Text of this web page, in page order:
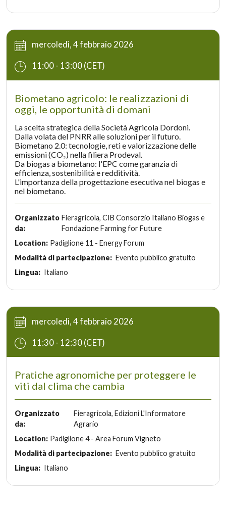
mercoledì, 4 febbraio 2026
11:00 - 13:00 (CET)
Biometano agricolo: le realizzazioni di
oggi, le opportunità di domani
La scelta strategica della Società Agricola Dordoni.
Dalla volata del PNRR alle soluzioni per il futuro.
Biometano 2.0: tecnologie, reti e valorizzazione delle
emissioni (CO₂) nella filiera Prodeval.
Da biogas a biometano: l'EPC come garanzia di
efficienza, sostenibilità e redditività.
L'importanza della progettazione esecutiva nel biogas e
nel biometano.
Organizzato
da:
Fieragricola, CIB Consorzio Italiano Biogas e
Fondazione Farming for Future
Location: Padiglione 11 - Energy Forum
Modalità di partecipazione: Evento pubblico gratuito
Lingua: Italiano
mercoledì, 4 febbraio 2026
11:30 - 12:30 (CET)
Pratiche agronomiche per proteggere le
viti dal clima che cambia
Organizzato
da:
Fieragricola, Edizioni L'Informatore
Agrario
Location: Padiglione 4 - Area Forum Vigneto
Modalità di partecipazione: Evento pubblico gratuito
Lingua: Italiano